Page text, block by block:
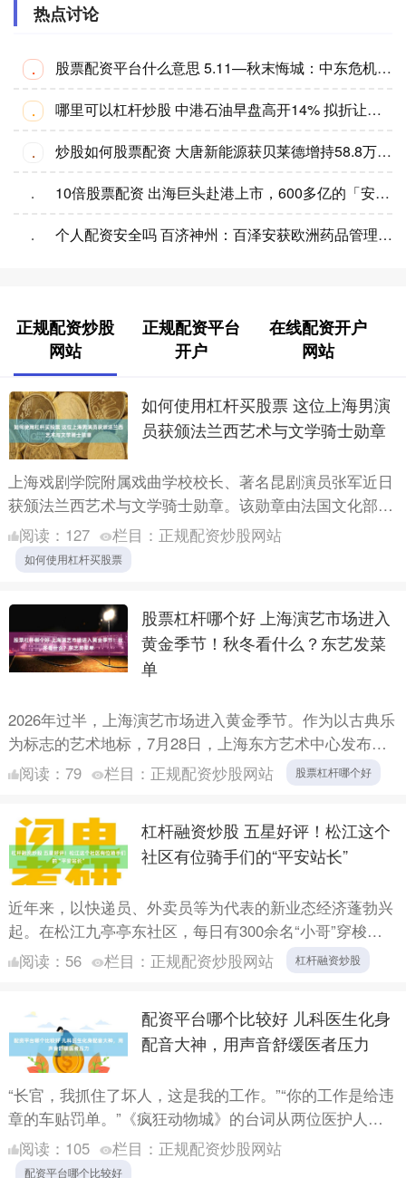
热点讨论
· 股票配资平台什么意思 5.11—秋末悔城：中东危机转向能源危机！黄金低开博弈缺口！
· 哪里可以杠杆炒股 中港石油早盘高开14% 拟折让约16.0%配股净筹约1735万港元
· 炒股如何股票配资 大唐新能源获贝莱德增持58.8万股 每股作价约1.75港元
· 10倍股票配资 出海巨头赴港上市，600多亿的「安克创新」布局“A+H”双平台
· 个人配资安全吗 百济神州：百泽安获欧洲药品管理局人用药品委员会积极意见，支持其用于非小细胞肺癌患者新辅助/辅助治疗
正规配资炒股
网站
正规配资平台
开户
在线配资开户
网站
如何使用杠杆买股票 这位上海男演
员获颁法兰西艺术与文学骑士勋章
上海戏剧学院附属戏曲学校校长、著名昆剧演员张军近日
获颁法兰西艺术与文学骑士勋章。该勋章由法国文化部于
1957年设立，旨在表彰在全球文化艺术领域作出杰出贡献
的人士....
阅读： 127 栏目： 正规配资炒股网站
如何使用杠杆买股票
股票杠杆哪个好 上海演艺市场进入
黄金季节！秋冬看什么？东艺发菜
单
2026年过半，上海演艺市场进入黄金季节。作为以古典乐
为标志的艺术地标，7月28日，上海东方艺术中心发布
2026/27秋冬演出季，将以“莫扎特计划”为核心主线，....
阅读： 79 栏目： 正规配资炒股网站 股票杠杆哪个好
杠杆融资炒股 五星好评！松江这个
社区有位骑手们的“平安站长”
近年来，以快递员、外卖员等为代表的新业态经济蓬勃兴
起。在松江九亭亭东社区，每日有300余名“小哥”穿梭其
中，他们在奔波的轨迹中，默默参与着一座城市的有序运
阅读： 56 栏目： 正规配资炒股网站 杠杆融资炒股
配资平台哪个比较好 儿科医生化身
配音大神，用声音舒缓医者压力
“长官，我抓住了坏人，这是我的工作。”“你的工作是给违
章的车贴罚单。”《疯狂动物城》的台词从两位医护人员
口中脱口而出，声线俏皮、语调灵动，台下观众忍俊不
禁，掌声....
阅读： 105 栏目： 正规配资炒股网站
配资平台哪个比较好